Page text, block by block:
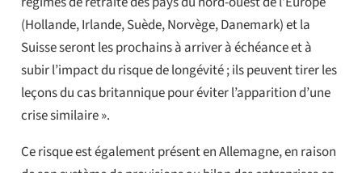
(Hollande, Irlande, Suède, Norvège, Danemark) et la
Suisse seront les prochains à arriver à échéance et à
subir l’impact du risque de longévité ; ils peuvent tirer les
leçons du cas britannique pour éviter l’apparition d’une
crise similaire ».
Ce risque est également présent en Allemagne, en raison